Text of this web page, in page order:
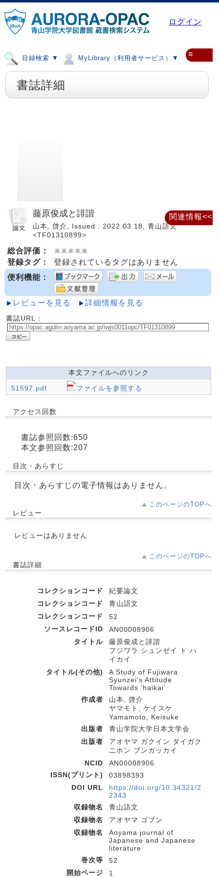
ログイン
目録検索 ▼ MyLibrary（利用者サービス）▼ ≡
書誌詳細
藤原俊成と誹諧
山本, 啓介, Issued : 2022.03.18, 青山語文
<TF01310899>
総合評価：
登録タグ：
登録されているタグはありません
便利機能：
レビューを見る 詳細情報を見る
書誌URL：
本文ファイルへのリンク
51597.pdf
ファイルを参照する
アクセス回数
書誌参照回数:650
本文参照回数:207
目次・あらすじ
目次・あらすじの電子情報はありません。
このページのTOPへ
レビュー
レビューはありません
このページのTOPへ
書誌詳細
コレクションコード
紀要論文
コレクションコード
青山語文
コレクションコード
52
ソースレコードID
AN00008906
タイトル
藤原俊成と誹諧
フジワラ シュンゼイ ト ハ
イカイ
タイトル(その他)
A Study of Fujiwara
Syunzei's Attitude
Towards ʻhaikaiʼ
作成者
山本, 啓介
ヤマモト, ケイスケ
Yamamoto, Keisuke
出版者
青山学院大学日本文学会
出版者
アオヤマ ガクイン ダイガク
ニホン ブンガッカイ
NCID
AN00008906
ISSN(プリント)
03898393
DOI URL
https://doi.org/10.34321/2
2343
収録物名
青山語文
収録物名
アオヤマ ゴブン
収録物名
Aoyama journal of
Japanese and Japanese
literature
巻次等
52
開始ページ
1
関連情報<<